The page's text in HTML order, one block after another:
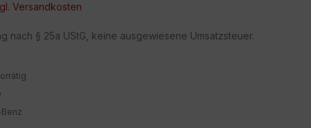
Versandkosten
nach § 25a UStG, keine ausgewiesene Umsatzsteuer.